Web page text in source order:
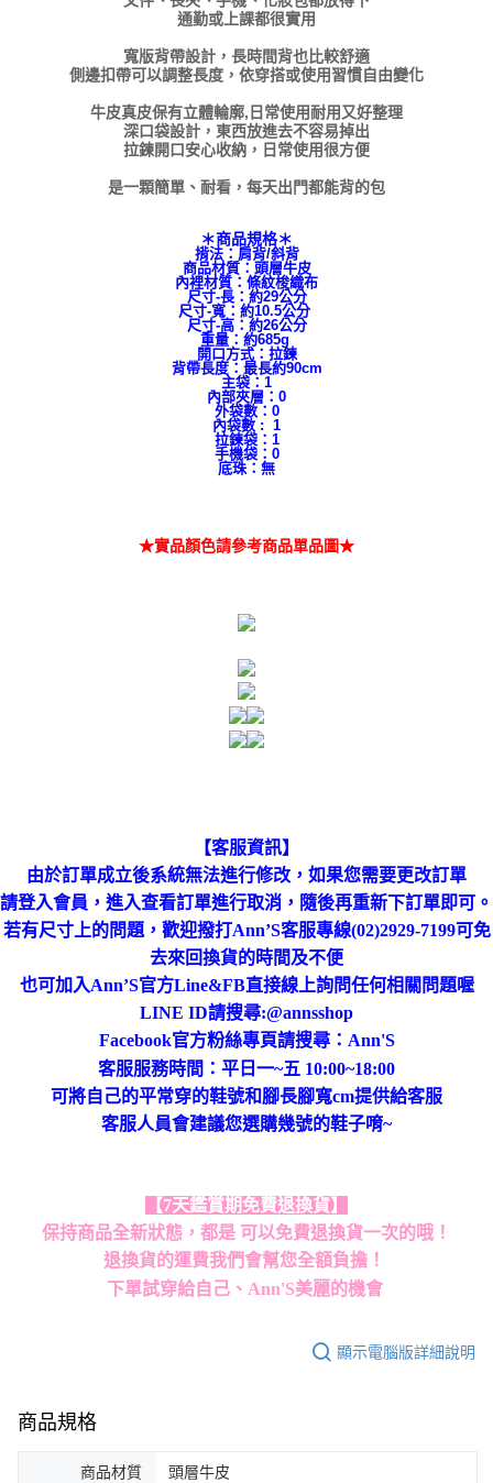
通勤或上課都很實用
寬版背帶設計，長時間背也比較舒適
側邊扣帶可以調整長度，依穿搭或使用習慣自由變化
牛皮真皮保有立體輪廓,日常使用耐用又好整理
深口袋設計，東西放進去不容易掉出
拉鍊開口安心收納，日常使用很方便
是一顆簡單、耐看，每天出門都能背的包
＊商品規格＊
揹法：肩背/斜背
商品材質：頭層牛皮
內裡材質：條紋梭織布
尺寸-長：約29公分
尺寸-寬：約10.5公分
尺寸-高：約26公分
重量：約685g
開口方式：拉鍊
背帶長度：最長約90cm
主袋：1
內部夾層：0
外袋數：0
內袋數 : 1
拉鍊袋：1
手機袋：0
底珠：無
★實品顏色請參考商品單品圖★
【客服資訊】
由於訂單成立後系統無法進行修改，如果您需要更改訂單
請登入會員，進入查看訂單進行取消，隨後再重新下訂單即可。
若有尺寸上的問題，歡迎撥打Ann’S客服專線(02)2929-7199可免
去來回換貨的時間及不便
也可加入Ann’S官方Line&FB直接線上詢問任何相關問題喔
LINE ID請搜尋:@annsshop
Facebook官方粉絲專頁請搜尋：Ann'S
客服服務時間：平日一~五 10:00~18:00
可將自己的平常穿的鞋號和腳長腳寬cm提供給客服
客服人員會建議您選購幾號的鞋子唷~
【7天鑑賞期免費退換貨】
保持商品全新狀態，都是 可以免費退換貨一次的哦！
退換貨的運費我們會幫您全額負擔！
下單試穿給自己、Ann'S美麗的機會
顯示電腦版詳細說明
商品規格
商品材質 頭層牛皮